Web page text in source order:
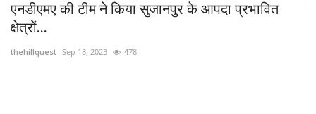
एनडीएमए की टीम ने किया सुजानपुर के आपदा प्रभावित
क्षेत्रों...
thehillquest Sep 18, 2023 478